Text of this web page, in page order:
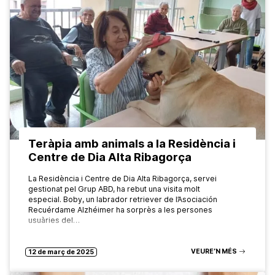
Teràpia amb animals a la Residència i
Centre de Dia Alta Ribagorça
La Residència i Centre de Dia Alta Ribagorça, servei
gestionat pel Grup ABD, ha rebut una visita molt
especial. Boby, un labrador retriever de l’Asociación
Recuérdame Alzhéimer ha sorprès a les persones
usuàries del…
12 de març de 2025 VEURE’N MÉS